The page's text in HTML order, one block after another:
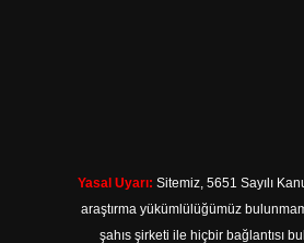
Yasal Uyarı: Sitemiz, 5651 Sayılı
araştırma yükümlülüğümüz
şahıs şirketi ile hiçbir bağlantısı